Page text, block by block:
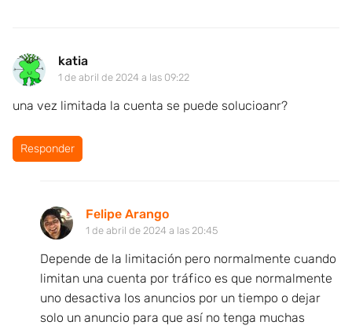
katia
1 de abril de 2024 a las 09:22
una vez limitada la cuenta se puede solucioanr?
Responder
Felipe Arango
1 de abril de 2024 a las 20:45
Depende de la limitación pero normalmente cuando
limitan una cuenta por tráfico es que normalmente
uno desactiva los anuncios por un tiempo o dejar
solo un anuncio para que así no tenga muchas